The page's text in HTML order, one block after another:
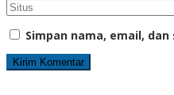
Simpan nama, email,